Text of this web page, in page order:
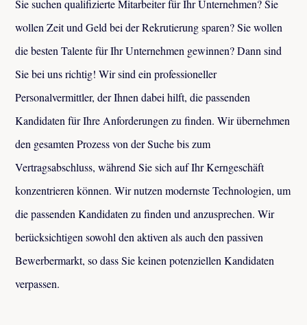
Sie suchen qualifizierte Mitarbeiter für Ihr Unternehmen? Sie
wollen Zeit und Geld bei der Rekrutierung sparen? Sie wollen
die besten Talente für Ihr Unternehmen gewinnen? Dann sind
Sie bei uns richtig! Wir sind ein professioneller
Personalvermittler, der Ihnen dabei hilft, die passenden
Kandidaten für Ihre Anforderungen zu finden. Wir übernehmen
den gesamten Prozess von der Suche bis zum
Vertragsabschluss, während Sie sich auf Ihr Kerngeschäft
konzentrieren können. Wir nutzen modernste Technologien, um
die passenden Kandidaten zu finden und anzusprechen. Wir
berücksichtigen sowohl den aktiven als auch den passiven
Bewerbermarkt, so dass Sie keinen potenziellen Kandidaten
verpassen.